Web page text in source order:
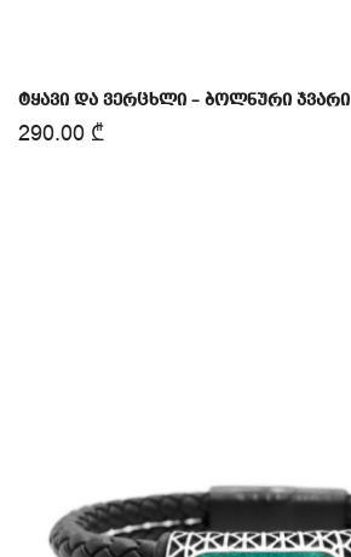
ტყავი და ვერცხლი – ბოლნური ჯვარი
290.00 ₾